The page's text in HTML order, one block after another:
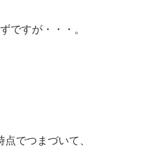
ですが・・・。
でつまづいて、